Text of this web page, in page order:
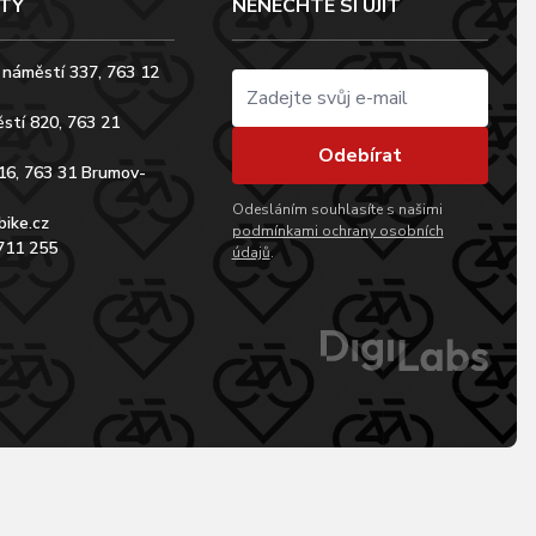
337, 763 12
820, 763 21
763 31 Brumov-
255
NENECHTE SI UJÍT
Odebírat
Odesláním souhlasíte s našimi
podmínkami ochrany osobních
údajů.